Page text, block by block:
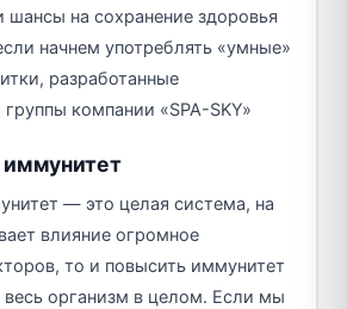
шансы на сохранение здоровья
начнем употреблять «умные»
разработанные
компании «SPA-SKY»
— это целая система, на
влияние огромное
то и повысить иммунитет
организм в целом. Если мы